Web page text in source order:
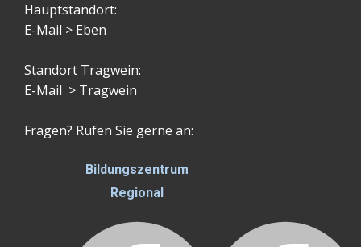
Hauptstandort:
E-Mail > Eben
Standort Tragwein:
E-Mail > Tragwein
Fragen? Rufen Sie gerne an:
Bildungszentrum
Regional